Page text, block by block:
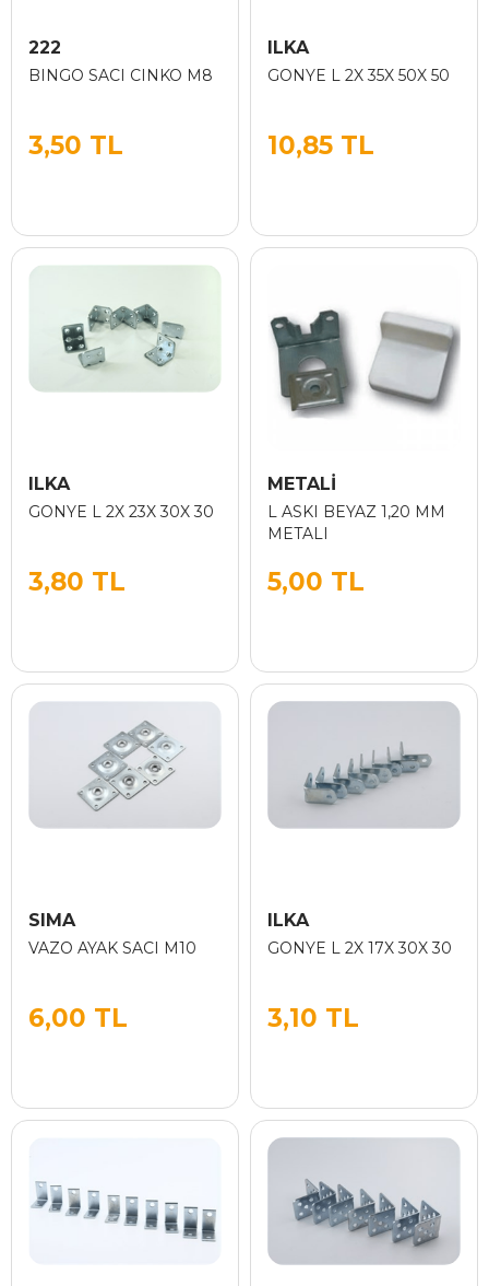
222
BINGO SACI CINKO M8
3,50 TL
ILKA
GONYE L 2X 35X 50X 50
10,85 TL
ILKA
GONYE L 2X 23X 30X 30
3,80 TL
METALİ
L ASKI BEYAZ 1,20 MM
METALI
5,00 TL
SIMA
VAZO AYAK SACI M10
6,00 TL
ILKA
GONYE L 2X 17X 30X 30
3,10 TL